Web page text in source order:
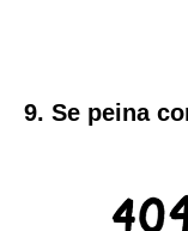
9. Se peina